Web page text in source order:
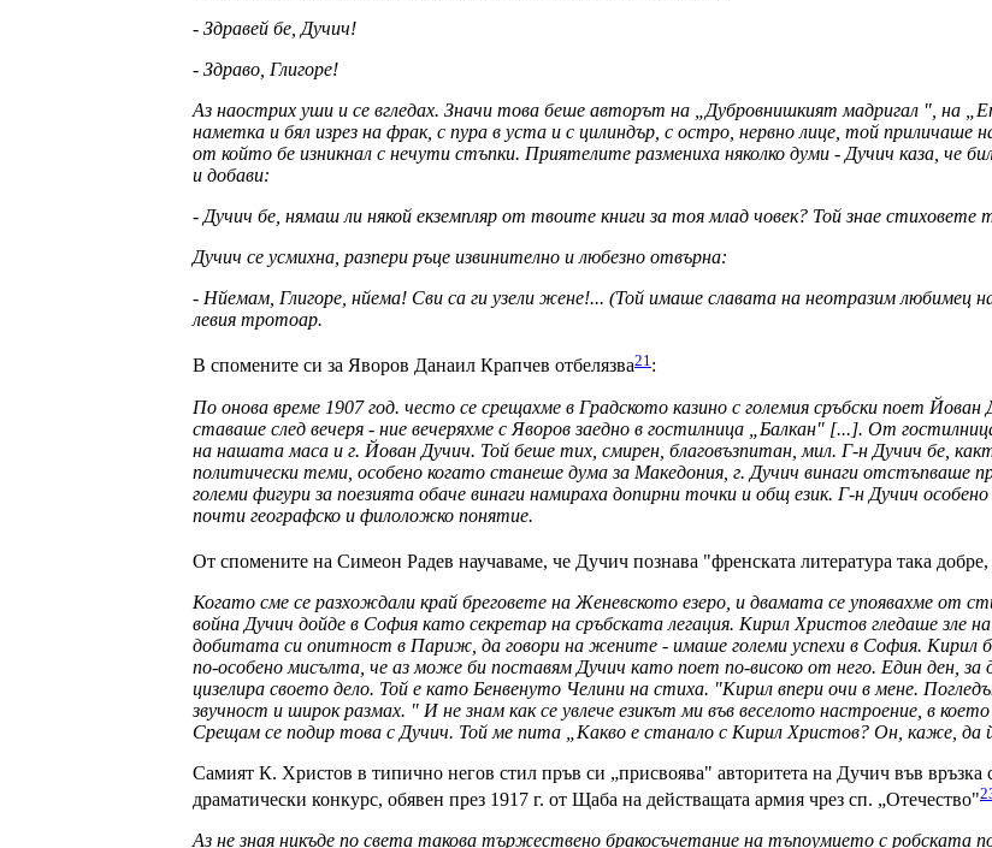
- Здравей бе, Дучич!
- Здраво, Глигоре!
Аз наострих уши и се вгледах. Значи това беше авторът на „Дубровнишкият мадригал ", на
наметка и бял изрез на фрак, с пура в уста и с цилиндър, с остро, нервно лице, той
от който бе изникнал с нечути стъпки. Приятелите размениха няколко думи - Дучич каза, че
и добави:
- Дучич бе, нямаш ли някой екземпляр от твоите книги за тоя млад човек? Той знае стиховете
Дучич се усмихна, разпери ръце извинително и любезно отвърна:
- Нйемам, Глигоре, нйема! Сви са ги узели жене!... (Той имаше славата на неотразим любимец
левия тротоар.
В спомените си за Яворов Данаил Крапчев отбелязва21 :
По онова време 1907 год. често се срещахме в Градското казино с големия сръбски поет
ставаше след вечеря - ние вечеряхме с Яворов заедно в гостилница „Балкан" [...]. От
на нашата маса и г. Йован Дучич. Той беше тих, смирен, благовъзпитан, мил. Г-н Дучич бе,
политически теми, особено когато станеше дума за Македония, г. Дучич винаги отстъпваше
големи фигури за поезията обаче винаги намираха допирни точки и общ език. Г-н Дучич
почти географско и филоложко понятие.
От спомените на Симеон Радев научаваме, че Дучич познава "френската литература така
Когато сме се разхождали край бреговете на Женевското езеро, и двамата се упоявахме от
война Дучич дойде в София като секретар на сръбската легация. Кирил Христов гледаше зле
добитата си опитност в Париж, да говори на жените - имаше големи успехи в София. Кирил
по-особено мисълта, че аз може би поставям Дучич като поет по-високо от него. Един ден, за
цизелира своето дело. Той е като Бенвенуто Челини на стиха. "Кирил впери очи в мене.
звучност и широк размах. " И не знам как се увлече езикът ми във веселото настроение, в
Срещам се подир това с Дучич. Той ме пита „Какво е станало с Кирил Христов? Он, каже, да
Самият К. Христов в типично негов стил пръв си „присвоява" авторитета на Дучич във връзка
драматически конкурс, обявен през 1917 г. от Щаба на действащата армия чрез сп. „Отечество"
Аз не зная никъде по света такова тържествено бракосъчетание на тъпоумието с робската